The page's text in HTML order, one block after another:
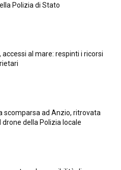
Polizia di Stato
accessi al mare: respinti i ricorsi
scomparsa ad Anzio, ritrovata
drone della Polizia locale